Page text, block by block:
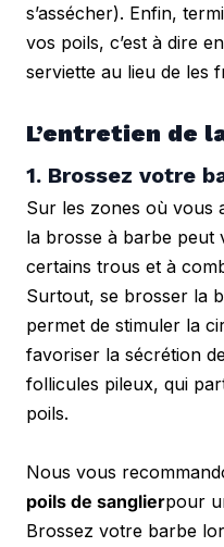
s’assécher). Enfin,
vos poils, c’est à dire
serviette au lieu de les
L’entretien de
1. Brossez votre
Sur les zones où vous
la brosse à barbe peut
certains trous et à
Surtout, se brosser la
permet de stimuler la
favoriser la sécrétion
follicules pileux, qui
poils.
Nous vous
poils de sanglierpour
Brossez votre barbe